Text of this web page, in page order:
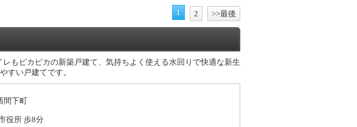
1 2 >>最後
もピカピカの新築戸建て、気持ちよく使える水回りで快適な新生
すい戸建てです。
間下町
役所 歩8分